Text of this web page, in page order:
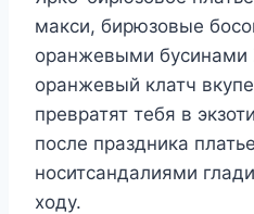
макси, бирюзовые
оранжевыми бусинами
оранжевый клатч
превратят тебя в
после праздника
носитсандалиями
ходу.